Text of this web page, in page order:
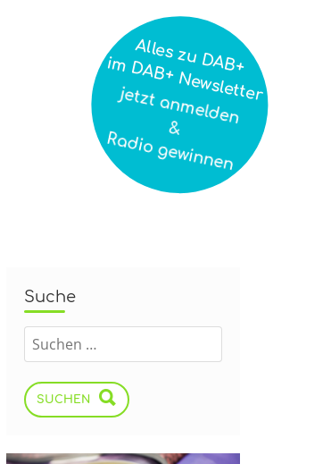
Suche
SUCHEN
Alles zu DAB+
im DAB+ Newsletter
jetzt anmelden
&
Radio gewinnen